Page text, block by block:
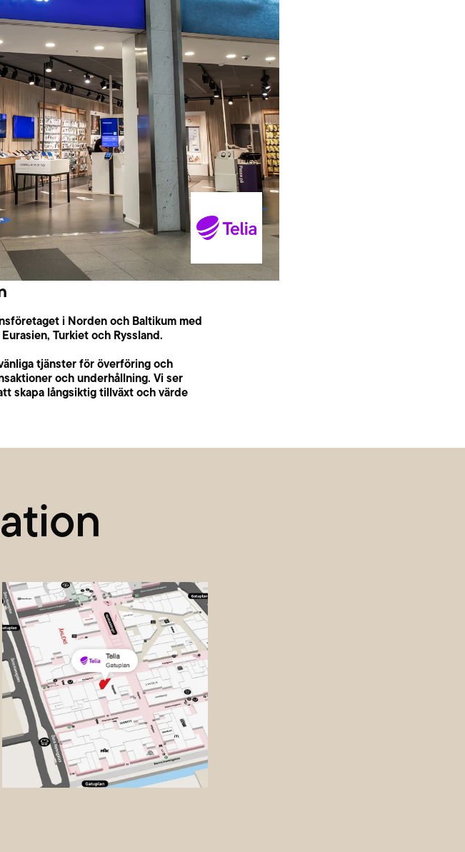
i Norden och Baltikum med
Turkiet och Ryssland.
tjänster för överföring och
och underhållning. Vi ser
skapa långsiktig tillväxt och värde